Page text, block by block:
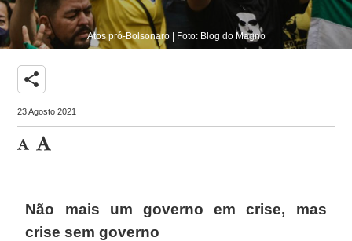
Atos pró-Bolsonaro | Foto: Blog do Magno
share
23 Agosto 2021
Não mais um governo em crise, mas
crise sem governo